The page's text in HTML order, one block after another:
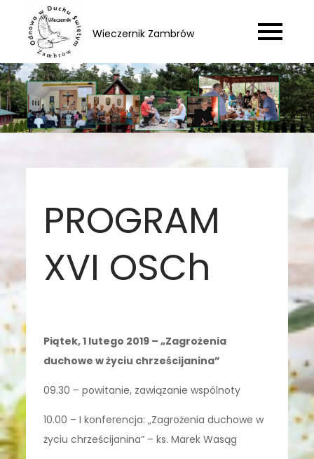
content
Wieczernik Zambrów
PROGRAM
XVI OSCh
Piątek, 1 lutego 2019 – „Zagrożenia
duchowe w życiu chrześcijanina”
09.30 – powitanie, zawiązanie wspólnoty
10.00 – I konferencja: „Zagrożenia duchowe w
życiu chrześcijanina” – ks. Marek Wasąg